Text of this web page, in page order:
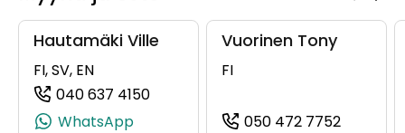
Hautamäki Ville
FI, SV, EN
040 637 4150
(+358406374150, 0406374150,
WhatsApp
Vuorinen Tony
FI
050 472 7752